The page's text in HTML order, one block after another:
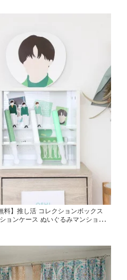
欧風 サッカーボール プレゼント
料】推し活 コレクションボックス
ョンケース ぬいぐるみマンション
しゃれ コレクション収納 グッズ収
クスタ アクリルスタンド